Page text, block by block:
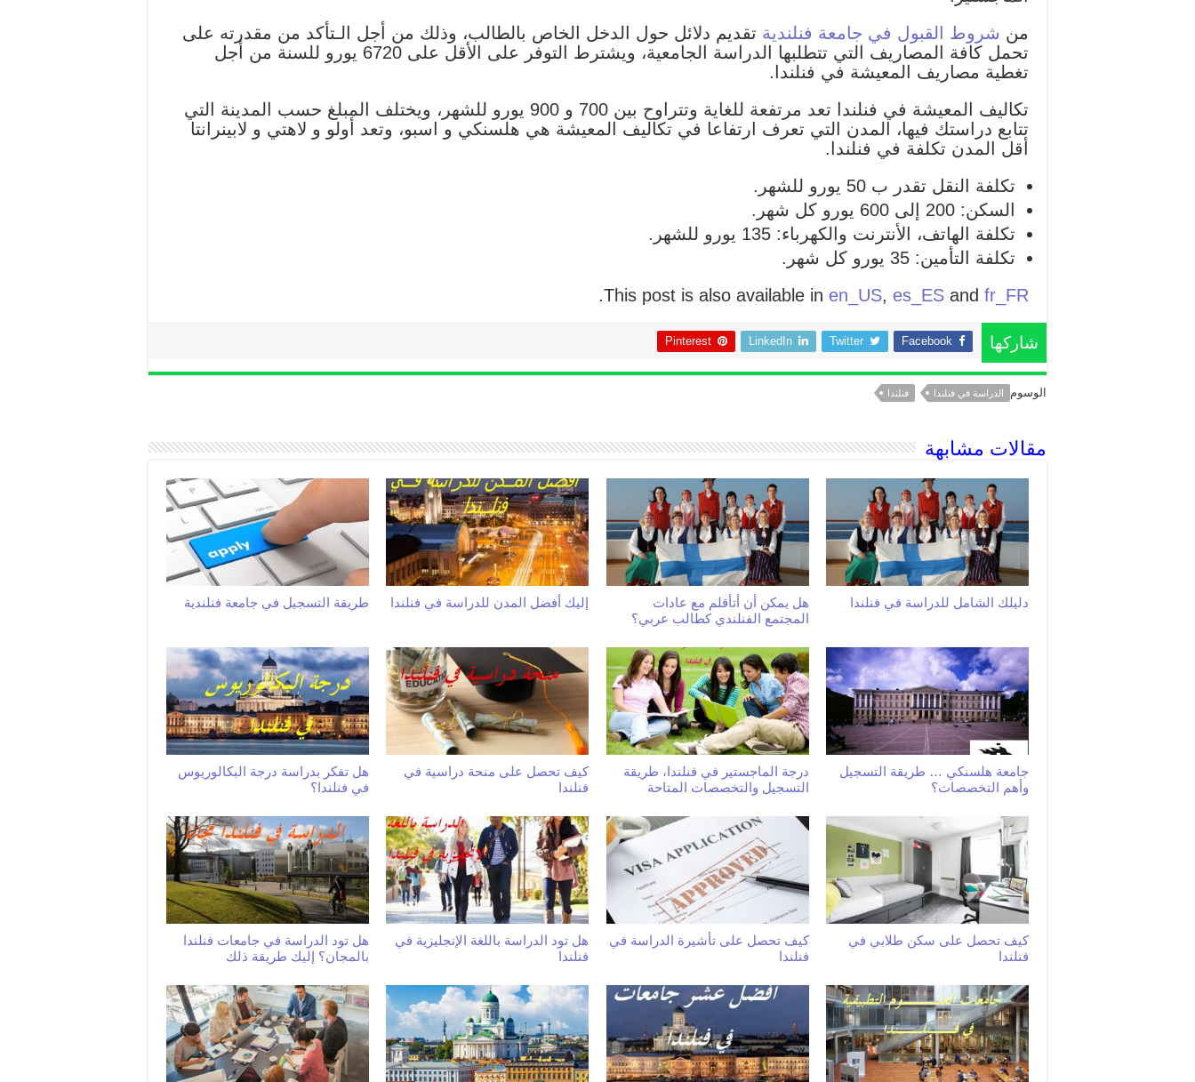
من شروط القبول في جامعة فنلندية تقديم دلائل حول الدخل الخاص بالطالب، وذلك من أجل الـتأكد من مقدرته على
تحمل كافة المصاريف التي تتطلبها الدراسة الجامعية، ويشترط التوفر على الأقل على 6720 يورو للسنة من أجل
تغطية مصاريف المعيشة في فنلندا.
تكاليف المعيشة في فنلندا تعد مرتفعة للغاية وتتراوح بين 700 و 900 يورو للشهر، ويختلف المبلغ حسب المدينة التي
تتابع دراستك فيها، المدن التي تعرف ارتفاعا في تكاليف المعيشة هي هلسنكي و اسبو، وتعد أولو و لاهتي و لابينرانتا
أقل المدن تكلفة في فنلندا.
تكلفة النقل تقدر ب 50 يورو للشهر.
السكن: 200 إلى 600 يورو كل شهر.
تكلفة الهاتف، الأنترنت والكهرباء: 135 يورو للشهر.
تكلفة التأمين: 35 يورو كل شهر.
This post is also available in en_US, es_ES and fr_FR
.
شاركها Facebook
Twitter
LinkedIn
Pinterest
الوسوم الدراسة في فنلندا فنلندا
مقالات مشابهة
دليلك الشامل للدراسة في فنلندا
هل يمكن أن أتأقلم مع عادات
المجتمع الفنلندي كطالب عربي؟
إليك أفضل المدن للدراسة في فنلندا طريقة التسجيل في جامعة فنلندية
جامعة هلسنكي … طريقة التسجيل
وأهم التخصصات؟
درجة الماجستير في فنلندا، طريقة
التسجيل والتخصصات المتاحة
كيف تحصل على منحة دراسية في
فنلندا
هل تفكر بدراسة درجة البكالوريوس
في فنلندا؟
كيف تحصل على سكن طلابي في
فنلندا
كيف تحصل على تأشيرة الدراسة في
فنلندا
هل تود الدراسة باللغة الإنجليزية في
فنلندا
هل تود الدراسة في جامعات فنلندا
بالمجان؟ إليك طريقة ذلك